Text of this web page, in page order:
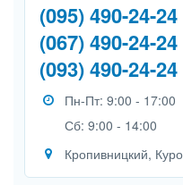
(095) 490-24-24
(067) 490-24-24
(093) 490-24-24
Пн-Пт: 9:00 - 17:00
Сб: 9:00 - 14:00
Кропивницкий,